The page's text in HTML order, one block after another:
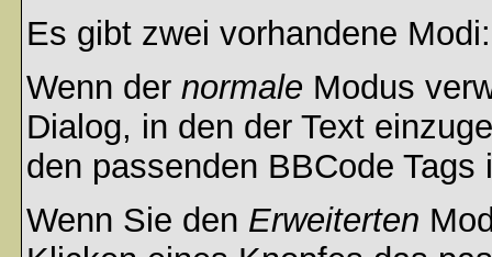
Es gibt zwei vorhandene
Wenn der normale Modus
Dialog, in den der Text
den passenden BBCode
Wenn Sie den Erweiterten